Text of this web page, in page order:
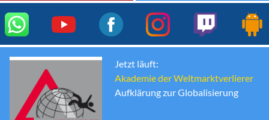
Jetzt läuft:
Akademie der Weltmarktverlierer
Aufklärung zur Globalisierung